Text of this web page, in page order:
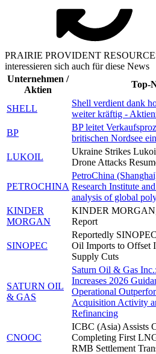
PRAIRIE PROVIDENT
interessieren sich auch für diese News
Unternehmen /
Aktien
Top-
SHELL
Shell verdient dank
weiter kräftig -
BP
BP leitet
britischen Nordsee ein
LUKOIL
Ukraine Strikes
Drone Attacks
PETROCHINA
PetroChina
Research Institute
analysis of global
KINDER
MORGAN
KINDER
Report
SINOPEC
Reportedly
Oil Imports to Offset
Supply Cuts
SATURN OIL
& GAS
Saturn Oil & Gas
Increases 2026
Operational
Acquisition Activity
Refinancing
CNOOC
ICBC (Asia) Assists
Completing First
RMB Settlement